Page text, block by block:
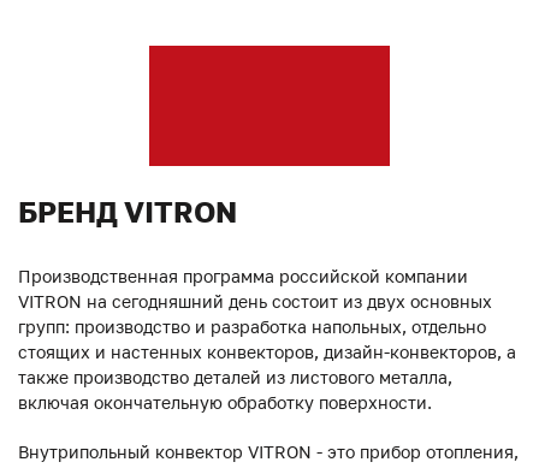
БРЕНД VITRON
Производственная программа российской компании
VITRON на сегодняшний день состоит из двух основных
групп: производство и разработка напольных, отдельно
стоящих и настенных конвекторов, дизайн-конвекторов, а
также производство деталей из листового металла,
включая окончательную обработку поверхности.
Внутрипольный конвектор VITRON - это прибор отопления,